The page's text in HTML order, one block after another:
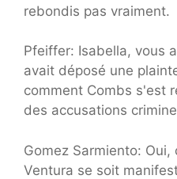
rebondis pas vraiment.
Pfeiffer: Isabella, vous
avait déposé une
comment Combs s'est
des accusations
Gomez Sarmiento:
Ventura se soit